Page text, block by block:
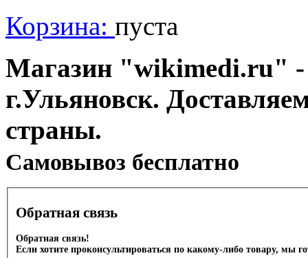
Корзина: пуста
Магазин "wikimedi.ru" -
г.Ульяновск.
страны.
Cамовывоз бесплатно
Обратная связь
Обратная связь!
Если хотите проконсультироваться по какому-либо товару, мы